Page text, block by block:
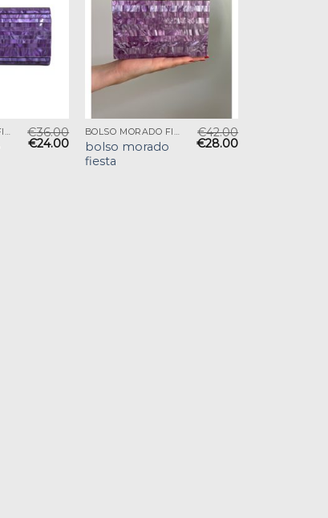
BOLSO MORADO FIESTA €36.00
€24.00
BOLSO MORADO FIESTA
bolso morado
fiesta
€42.00
€28.00